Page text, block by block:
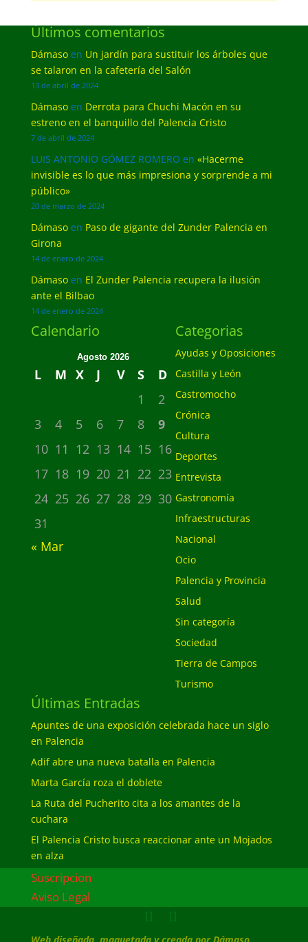
Últimos comentarios
Dámasoen Un jardín para sustituir los árboles que
se talaron en la cafetería del Salón
13 de abril de 2024
Dámasoen Derrota para Chuchi Macón en su
estreno en el banquillo del Palencia Cristo
7 de abril de 2024
LUIS ANTONIO GÓMEZ ROMERO en «Hacerme
invisible es lo que más impresiona y sorprende a mi
público»
20 de marzo de 2024
Dámasoen Paso de gigante del Zunder Palencia en
Girona
14 de enero de 2024
Dámasoen El Zunder Palencia recupera la ilusión
ante el Bilbao
14 de enero de 2024
Calendario
Agosto 2026
L M X J V S
D
1
2
3
4 5 6 7 8
9
10 11 12 13 14 15 16
17 18 19 20 21 22 23
24 25 26 27 28 29 30
31
« Mar
Categorias
Ayudas y Oposiciones
Castilla y León
Castromocho
Crónica
Cultura
Deportes
Entrevista
Gastronomía
Infraestructuras
Nacional
Ocio
Palencia y Provincia
Salud
Sin categoría
Sociedad
Tierra de Campos
Turismo
Últimas Entradas
Apuntes de una exposición celebrada hace un siglo
en Palencia
Adif abre una nueva batalla en Palencia
Marta García roza el doblete
La Ruta del Pucherito cita a los amantes de la
cuchara
El Palencia Cristo busca reaccionar ante un Mojados
en alza
Suscripcion
Aviso Legal
Web diseñada, maquetada y creada por Dámaso